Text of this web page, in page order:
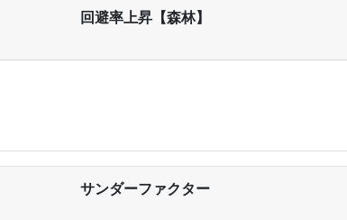
回避率上昇【森林】
サンダーファクター